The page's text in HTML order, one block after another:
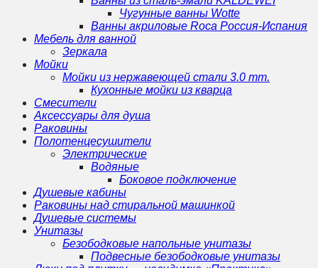
Чугунные ванны Wotte
Ванны акриловые Roca Россия-Испания
Мебель для ванной
Зеркала
Мойки
Мойки из нержавеющей стали 3.0 mm.
Кухонные мойки из кварца
Смесители
Аксессуары для душа
Раковины
Полотенцесушители
Электрические
Водяные
Боковое подключение
Душевые кабины
Раковины над стиральной машинкой
Душевые системы
Унитазы
Безободковые напольные унитазы
Подвесные безободковые унитазы